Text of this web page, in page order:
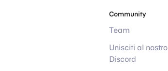
Community
Team
Unisciti al nostro
Discord